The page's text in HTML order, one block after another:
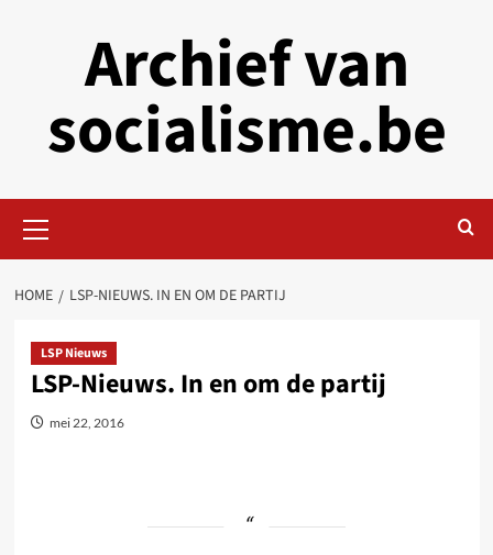
Archief van
socialisme.be
Menu
HOME LSP-NIEUWS. IN EN OM DE PARTIJ
LSP Nieuws
LSP-Nieuws. In en om de partij
mei 22, 2016